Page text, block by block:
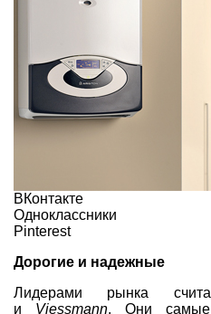
ВКонтакте
Одноклассники
Pinterest
Дорогие и надежные
Лидерами рынка
и Viessmann. Они